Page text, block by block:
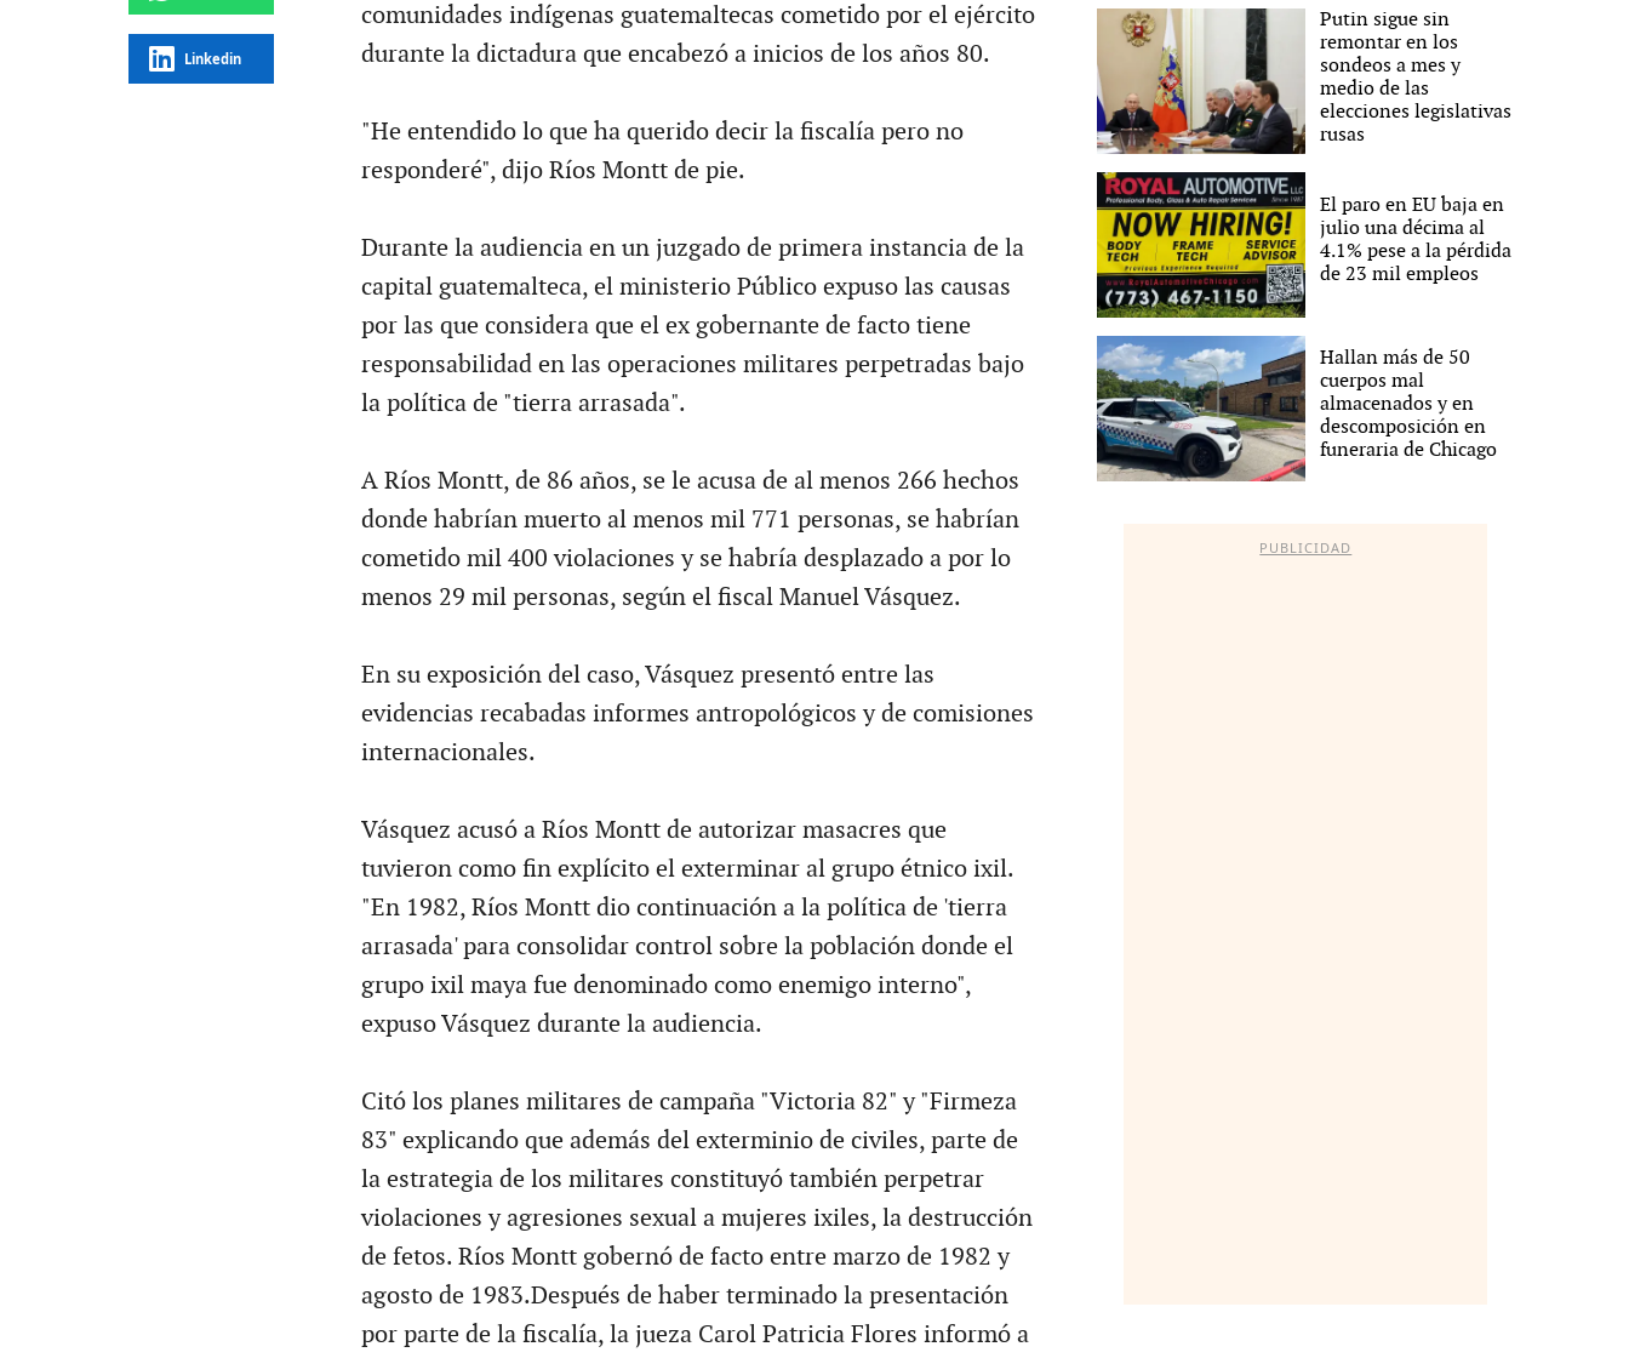
Linkedin
comunidades indígenas guatemaltecas cometido por el ejército
durante la dictadura que encabezó a inicios de los años 80.
"He entendido lo que ha querido decir la fiscalía pero no
responderé", dijo Ríos Montt de pie.
Durante la audiencia en un juzgado de primera instancia de la
capital guatemalteca, el ministerio Público expuso las causas
por las que considera que el ex gobernante de facto tiene
responsabilidad en las operaciones militares perpetradas bajo
la política de "tierra arrasada".
A Ríos Montt, de 86 años, se le acusa de al menos 266 hechos
donde habrían muerto al menos mil 771 personas, se habrían
cometido mil 400 violaciones y se habría desplazado a por lo
menos 29 mil personas, según el fiscal Manuel Vásquez.
En su exposición del caso, Vásquez presentó entre las
evidencias recabadas informes antropológicos y de comisiones
internacionales.
Vásquez acusó a Ríos Montt de autorizar masacres que
tuvieron como fin explícito el exterminar al grupo étnico ixil.
"En 1982, Ríos Montt dio continuación a la política de 'tierra
arrasada' para consolidar control sobre la población donde el
grupo ixil maya fue denominado como enemigo interno",
expuso Vásquez durante la audiencia.
Citó los planes militares de campaña "Victoria 82" y "Firmeza
83" explicando que además del exterminio de civiles, parte de
la estrategia de los militares constituyó también perpetrar
violaciones y agresiones sexual a mujeres ixiles, la destrucción
de fetos. Ríos Montt gobernó de facto entre marzo de 1982 y
agosto de 1983.Después de haber terminado la presentación
por parte de la fiscalía, la jueza Carol Patricia Flores informó a
Putin sigue sin
remontar en los
sondeos a mes y
medio de las
elecciones legislativas
rusas
El paro en EU baja en
julio una décima al
4.1% pese a la pérdida
de 23 mil empleos
Hallan más de 50
cuerpos mal
almacenados y en
descomposición en
funeraria de Chicago
PUBLICIDAD